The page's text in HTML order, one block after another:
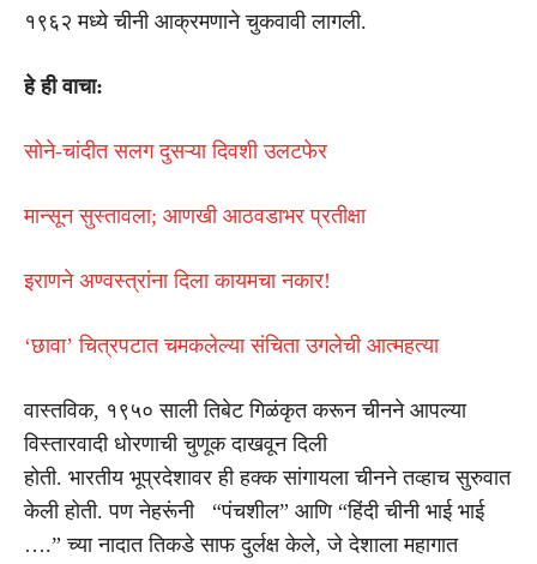
१९६२ मध्ये चीनी आक्रमणाने चुकवावी लागली.
हे ही वाचा:
सोने-चांदीत सलग दुसऱ्या दिवशी उलटफेर
मान्सून सुस्तावला; आणखी आठवडाभर प्रतीक्षा
इराणने अण्वस्त्रांना दिला कायमचा नकार!
‘छावा’ चित्रपटात चमकलेल्या संचिता उगलेची आत्महत्या
वास्तविक, १९५० साली तिबेट गिळंकृत करून चीनने आपल्या
विस्तारवादी धोरणाची चुणूक दाखवून दिली
होती. भारतीय भूप्रदेशावर ही हक्क सांगायला चीनने तव्हाच सुरुवात
केली होती. पण नेहरूंनी “पंचशील” आणि “हिंदी चीनी भाई भाई
….” च्या नादात तिकडे साफ दुर्लक्ष केले, जे देशाला महागात